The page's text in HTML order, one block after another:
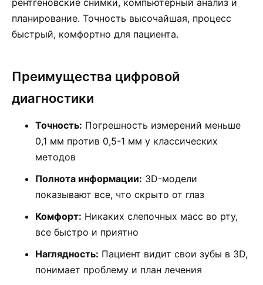
рентгеновские снимки, компьютерный анализ и
планирование. Точность высочайшая, процесс
быстрый, комфортно для пациента.
Преимущества цифровой
диагностики
Точность: Погрешность измерений меньше
0,1 мм против 0,5-1 мм у классических
методов
Полнота информации: 3D-модели
показывают все, что скрыто от глаз
Комфорт: Никаких слепочных масс во рту,
все быстро и приятно
Наглядность: Пациент видит свои зубы в 3D,
понимает проблему и план лечения